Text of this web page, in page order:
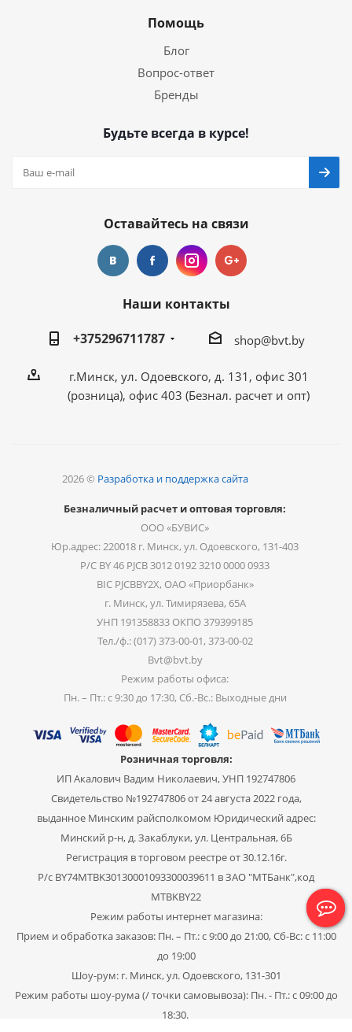
Помощь
Блог
Вопрос-ответ
Бренды
Будьте всегда в курсе!
Оставайтесь на связи
Наши контакты
+375296711787
shop@bvt.by
г.Минск, ул. Одоевского, д. 131, офис 301
(розница), офис 403 (Безнал. расчет и опт)
2026 © Разработка и поддержка сайта
Безналичный расчет и оптовая торговля:
ООО «БУВИС»
Юр.адрес: 220018 г. Минск, ул. Одоевского, 131-403
Р/С BY 46 PJCB 3012 0192 3210 0000 0933
BIC PJCBBY2X, ОАО «Приорбанк»
г. Минск, ул. Тимирязева, 65А
УНП 191358833 ОКПО 379399185
Тел./ф.: (017) 373-00-01, 373-00-02
Bvt@bvt.by
Режим работы офиса:
Пн. – Пт.: с 9:30 до 17:30, Сб.-Вс.: Выходные дни
Розничная торговля:
ИП Акалович Вадим Николаевич, УНП 192747806
Свидетельство №192747806 от 24 августа 2022 года,
выданное Минским райсполкомом Юридический адрес:
Минский р-н, д. Закаблуки, ул. Центральная, 6Б
Регистрация в торговом реестре от 30.12.16г.
Р/с BY74MTBK30130001093300039611 в ЗАО "МТБанк",код
MTBKBY22
Режим работы интернет магазина:
Прием и обработка заказов: Пн. – Пт.: с 9:00 до 21:00, Сб-Вс: с 11:00
до 19:00
Шоу-рум: г. Минск, ул. Одоевского, 131-301
Режим работы шоу-рума (/ точки самовывоза): Пн. - Пт.: с 09:00 до
18:30.